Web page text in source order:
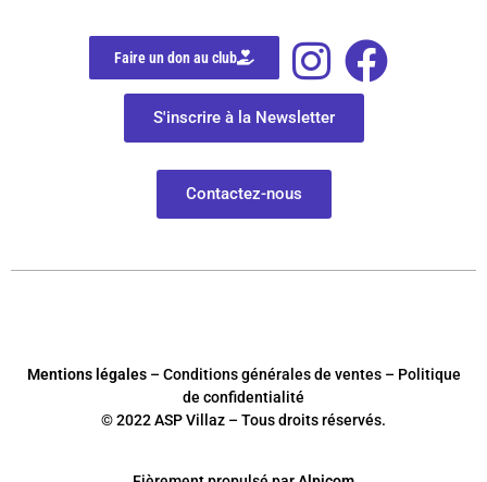
Faire un don au club
S'inscrire à la Newsletter
Contactez-nous
Mentions légales– Conditions générales de ventes – Politique
de confidentialité
© 2022 ASP Villaz – Tous droits réservés.